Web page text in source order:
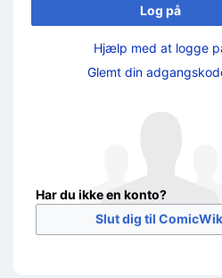
Log på
Hjælp med at logge
Glemt din
Har du ikke en konto?
Slut dig til